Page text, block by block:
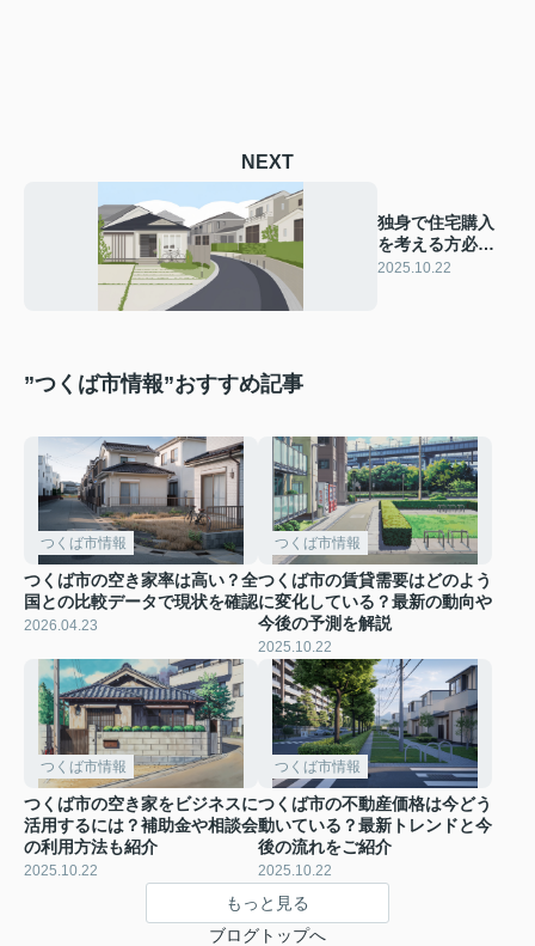
NEXT
独身で住宅購入
を考える方必
見！住宅ローン
2025.10.22
”つくば市情報”おすすめ記事
つくば市情報
つくば市の空き家率は高い？全
国との比較データで現状を確認
2026.04.23
つくば市情報
つくば市の賃貸需要はどのよう
に変化している？最新の動向や
今後の予測を解説
2025.10.22
つくば市情報
つくば市の空き家をビジネスに
活用するには？補助金や相談会
の利用方法も紹介
2025.10.22
つくば市情報
つくば市の不動産価格は今どう
動いている？最新トレンドと今
後の流れをご紹介
2025.10.22
もっと見る
ブログトップへ